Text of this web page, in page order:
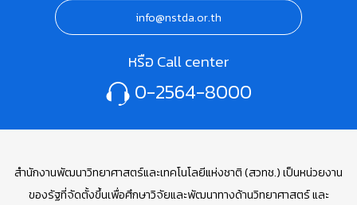
info@nstda.or.th
หรือ Call center
0-2564-8000
สำนักงานพัฒนาวิทยาศาสตร์และเทคโนโลยีแห่งชาติ (สวทช.) เป็นหน่วยงาน
ของรัฐที่จัดตั้งขึ้นเพื่อศึกษาวิจัยและพัฒนาทางด้านวิทยาศาสตร์ และ